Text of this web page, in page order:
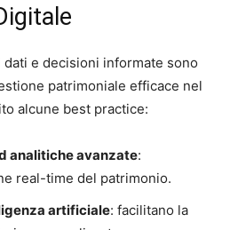
dati e decisioni informate sono
patrimoniale efficace nel
alcune best practice:
analitiche avanzate:
real-time del patrimonio.
artificiale: facilitano la